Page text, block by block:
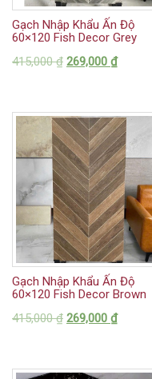
Gạch Nhập Khẩu Ấn Độ
60×120 Fish Decor Grey
415,000₫ 269,000 ₫
Gạch Nhập Khẩu Ấn Độ
60×120 Fish Decor Brown
415,000₫ 269,000 ₫